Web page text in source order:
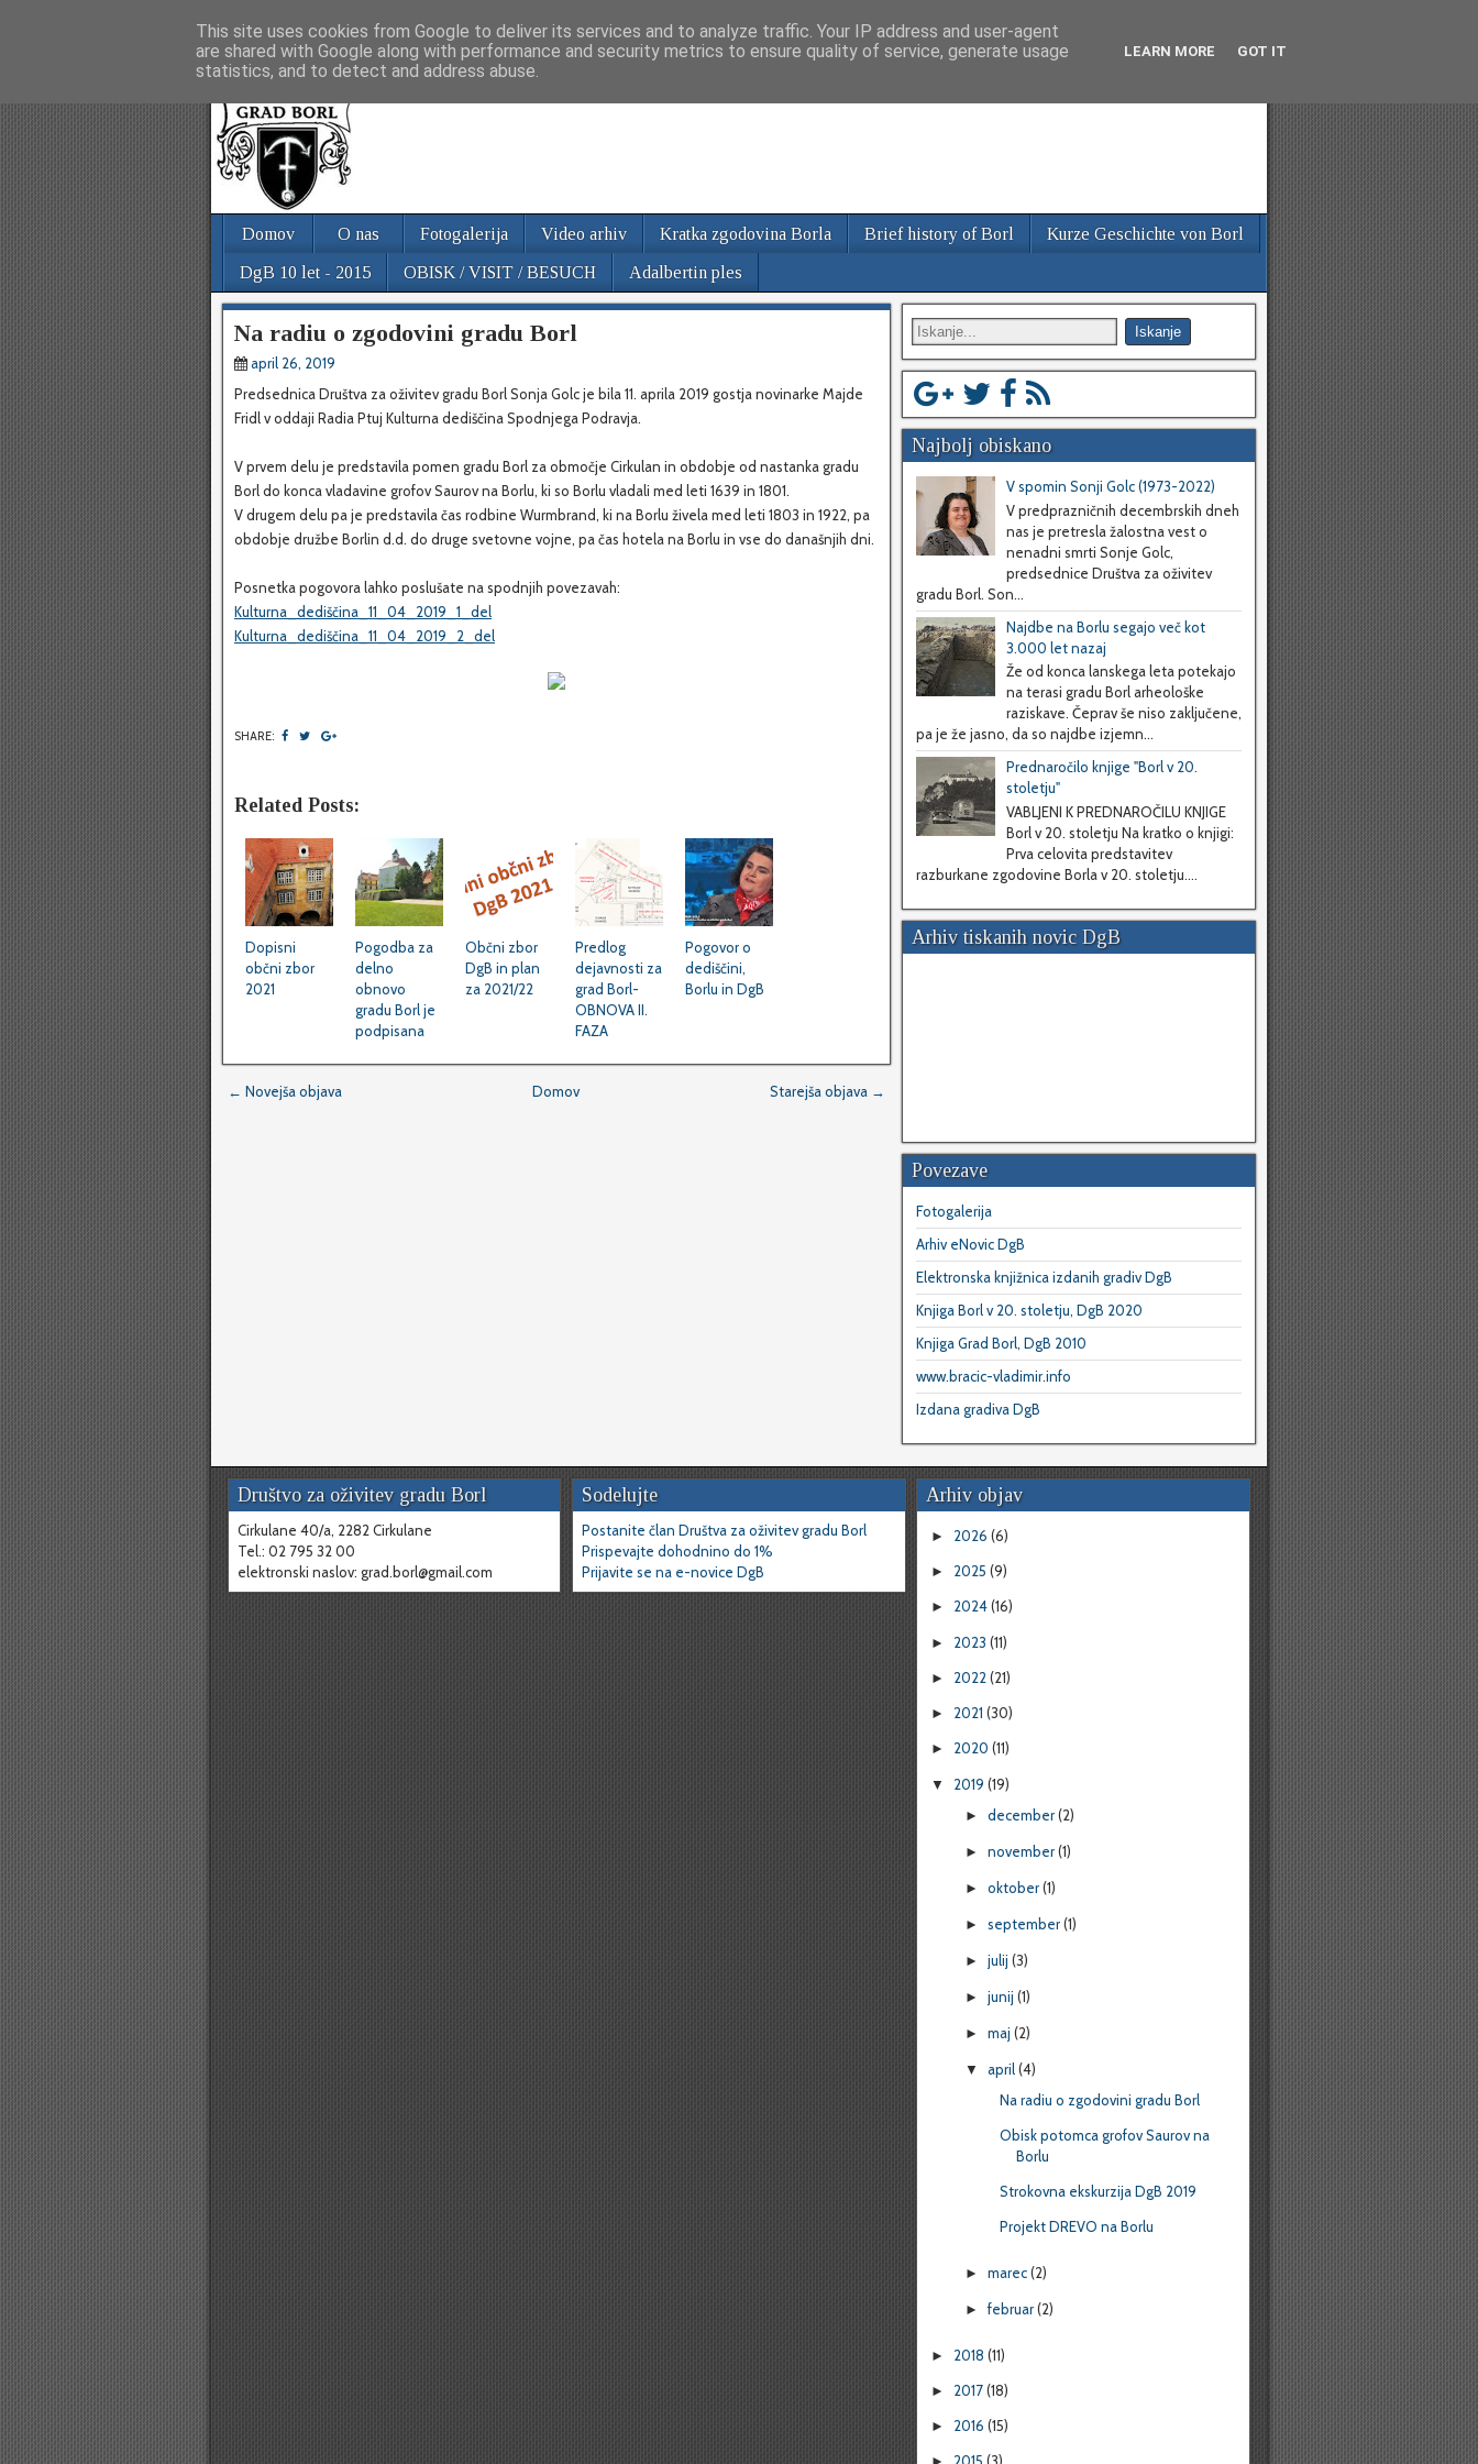
Društvo za oživitev gradu Borl
Domov O nas Fotogalerija Video arhiv Kratka zgodovina Borla Brief history of Borl Kurze Geschichte von Borl
DgB 10 let - 2015 OBISK / VISIT / BESUCH Adalbertin ples
Na radiu o zgodovini gradu Borl
april 26, 2019
Predsednica Društva za oživitev gradu Borl Sonja Golc je bila 11. aprila 2019 gostja novinarke Majde
Fridl v oddaji Radia Ptuj Kulturna dediščina Spodnjega Podravja.
V prvem delu je predstavila pomen gradu Borl za območje Cirkulan in obdobje od nastanka gradu
Borl do konca vladavine grofov Saurov na Borlu, ki so Borlu vladali med leti 1639 in 1801.
V drugem delu pa je predstavila čas rodbine Wurmbrand, ki na Borlu živela med leti 1803 in 1922, pa
obdobje družbe Borlin d.d. do druge svetovne vojne, pa čas hotela na Borlu in vse do današnjih dni.
Posnetka pogovora lahko poslušate na spodnjih povezavah:
Kulturna_dediščina_11_04_2019_1_del
Kulturna_dediščina_11_04_2019_2_del
SHARE:
Related Posts:
Dopisni
občni zbor
2021
Pogodba za
delno
obnovo
gradu Borl je
podpisana
Občni zbor
DgB in plan
za 2021/22
Predlog
dejavnosti za
grad Borl-
OBNOVA II.
FAZA
Pogovor o
dediščini,
Borlu in DgB
← Novejša objava Starejša objava →
Domov
Najbolj obiskano
V spomin Sonji Golc (1973-2022)
V predprazničnih decembrskih dneh
nas je pretresla žalostna vest o
nenadni smrti Sonje Golc,
predsednice Društva za oživitev
gradu Borl. Son...
Najdbe na Borlu segajo več kot
3.000 let nazaj
Že od konca lanskega leta potekajo
na terasi gradu Borl arheološke
raziskave. Čeprav še niso zaključene,
pa je že jasno, da so najdbe izjemn...
Prednaročilo knjige "Borl v 20.
stoletju"
VABLJENI K PREDNAROČILU KNJIGE
Borl v 20. stoletju Na kratko o knjigi:
Prva celovita predstavitev
razburkane zgodovine Borla v 20. stoletju....
Arhiv tiskanih novic DgB
Povezave
Fotogalerija
Arhiv eNovic DgB
Elektronska knjižnica izdanih gradiv DgB
Knjiga Borl v 20. stoletju, DgB 2020
Knjiga Grad Borl, DgB 2010
www.bracic-vladimir.info
Izdana gradiva DgB
Društvo za oživitev gradu Borl
Cirkulane 40/a, 2282 Cirkulane
Tel.: 02 795 32 00
elektronski naslov: grad.borl@gmail.com
Sodelujte
Postanite član Društva za oživitev gradu Borl
Prispevajte dohodnino do 1%
Prijavite se na e-novice DgB
Arhiv objav
► 2026(6)
► 2025(9)
► 2024(16)
► 2023(11)
► 2022(21)
► 2021(30)
► 2020(11)
▼ 2019(19)
► december(2)
► november(1)
► oktober(1)
► september(1)
► julij (3)
► junij (1)
► maj (2)
▼ april(4)
Na radiu o zgodovini gradu Borl
Obisk potomca grofov Saurov na
Borlu
Strokovna ekskurzija DgB 2019
Projekt DREVO na Borlu
► marec(2)
►februar(2)
► 2018(11)
► 2017(18)
► 2016(15)
This site uses cookies from Google to deliver its services and to analyze traffic. Your IP address and user-agent
are shared with Google along with performance and security metrics to ensure quality of service, generate usage
statistics, and to detect and address abuse.
LEARN MORE GOT IT